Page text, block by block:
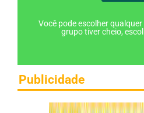
Você pode escolher
grupo tiver cheio,
Publicidade